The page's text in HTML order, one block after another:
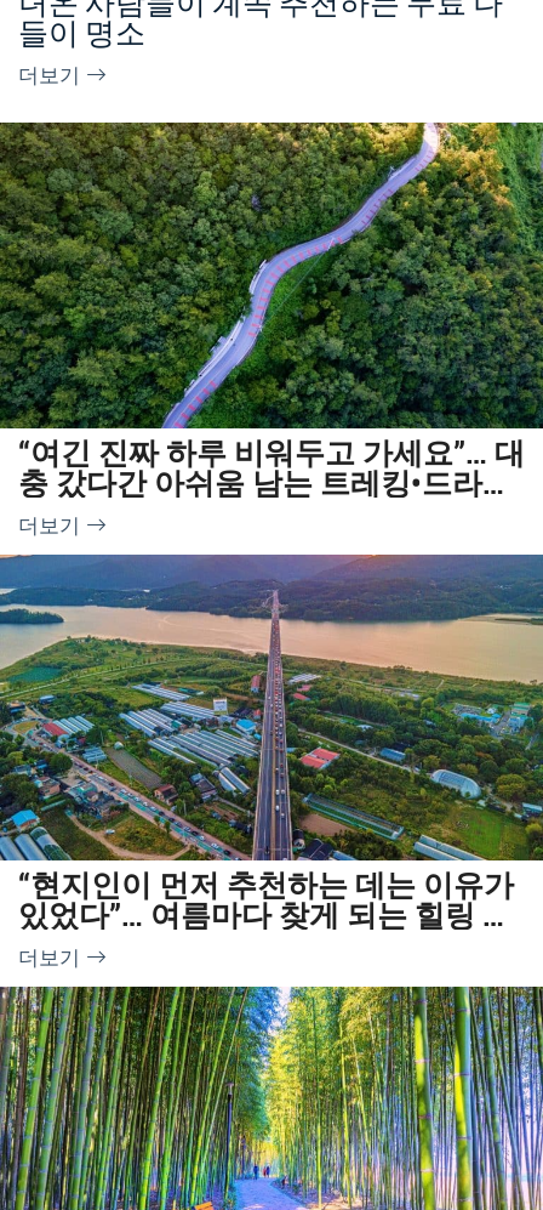
들이 명소
더보기
“여긴 진짜 하루 비워두고 가세요”… 대
충 갔다간 아쉬움 남는 트레킹•드라이
브 여행지
더보기
“현지인이 먼저 추천하는 데는 이유가
있었다”… 여름마다 찾게 되는 힐링 드
라이브 코스
더보기